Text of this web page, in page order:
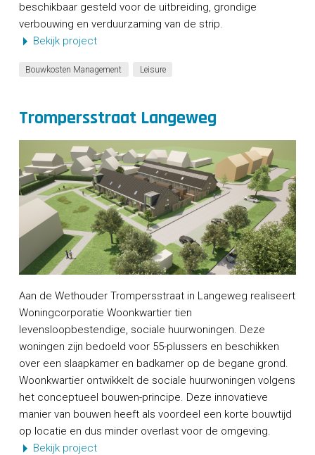
beschikbaar gesteld voor de uitbreiding, grondige
verbouwing en verduurzaming van de strip.
Bekijk project
Bouwkosten Management Leisure
Trompersstraat Langeweg
Aan de Wethouder Trompersstraat in Langeweg realiseert
Woningcorporatie Woonkwartier tien
levensloopbestendige, sociale huurwoningen. Deze
woningen zijn bedoeld voor 55-plussers en beschikken
over een slaapkamer en badkamer op de begane grond.
Woonkwartier ontwikkelt de sociale huurwoningen volgens
het conceptueel bouwen-principe. Deze innovatieve
manier van bouwen heeft als voordeel een korte bouwtijd
op locatie en dus minder overlast voor de omgeving.
Bekijk project